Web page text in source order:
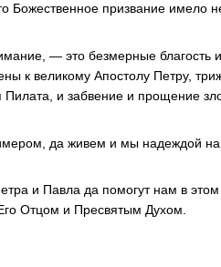
Божественное призвание имело
— это безмерные благость
к великому Апостолу Петру,
Пилата, и забвение и прощение
да живем и мы надеждой
и Павла да помогут нам в
Отцом и Пресвятым Духом.